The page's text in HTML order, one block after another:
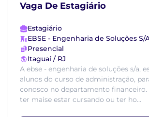
Vaga De Estagiário
Estagiário
EBSE - Engenharia de Soluções S/
Presencial
Itaguaí / RJ
A ebse - engenharia de soluções s/a,
alunos do curso de administração,
conosco no departamento financeiro.
ter maise estar cursando ou ter ho...